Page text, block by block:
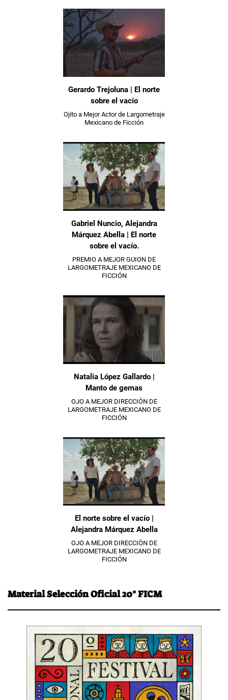
Gerardo Trejoluna | El norte
sobre el vacío
Ojito a Mejor Actor de Largometraje
Mexicano de Ficción
Gabriel Nuncio, Alejandra
Márquez Abella | El norte
sobre el vacío.
PREMIO A MEJOR GUION DE
LARGOMETRAJE MEXICANO DE
FICCIÓN
Natalia López Gallardo |
Manto de gemas
OJO A MEJOR DIRECCIÓN DE
LARGOMETRAJE MEXICANO DE
FICCIÓN
El norte sobre el vacío |
Alejandra Márquez Abella
OJO A MEJOR DIRECCIÓN DE
LARGOMETRAJE MEXICANO DE
FICCIÓN
Material Selección Oficial 20° FICM